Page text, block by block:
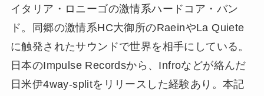
イタリア・ロニーゴの激情系ハードコア・バン
ド。同郷の激情系HC大御所のRaeinやLa Quiete
に触発されたサウンドで世界を相手にしている。
日本のImpulse Recordsから、Infroなどが絡んだ
日米伊4way-splitをリリースした経験あり。本記